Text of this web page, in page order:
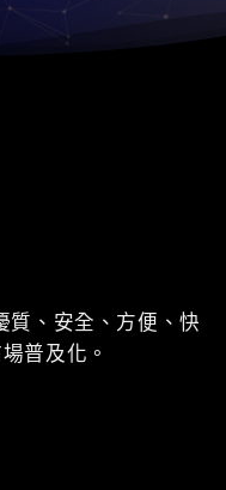
、安全、⽅便、快
普及化。